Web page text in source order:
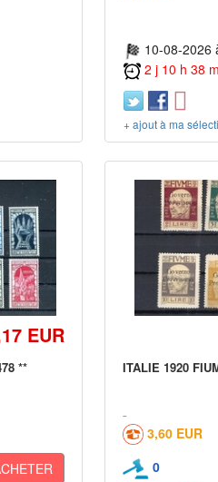
10-08-2026
2 j 10 h 38
+ ajout à ma
EUR
**
ITALIE 1920
3,60 EUR
0